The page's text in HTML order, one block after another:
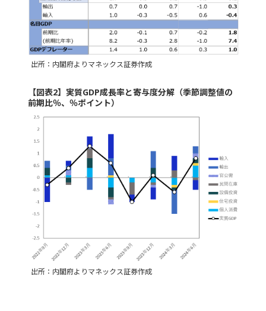
出所：内閣府よりマネックス証券作成
【図表2】実質GDP成長率と寄与度分解（季節調整値の
前期比％、％ポイント）
出所：内閣府よりマネックス証券作成